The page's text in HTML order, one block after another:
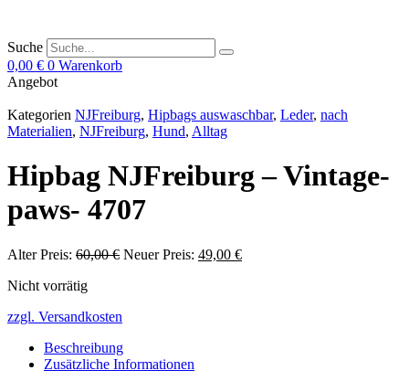
Suche
0,00 € 0 Warenkorb
Angebot
Kategorien NJFreiburg, Hipbags auswaschbar, Leder, nach
Materialien, NJFreiburg, Hund, Alltag
Hipbag NJFreiburg – Vintage-
paws- 4707
Alter Preis: 60,00€ Ursprünglicher
Neuer Preis: 49,00 €
Nicht vorrätig
zzgl. Versandkosten
Beschreibung
Zusätzliche Informationen